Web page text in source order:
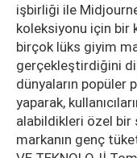
işbirliği ile
koleksiyonu için bir
birçok lüks giyim
gerçekleştirdiğini
dünyaların popüler
yaparak,
alabildikleri özel bir
markanın genç